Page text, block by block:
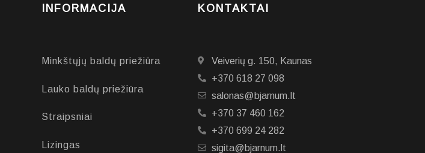
INFORMACIJA
Minkštųjų baldų priežiūra
Lauko baldų priežiūra
Straipsniai
Lizingas
KONTAKTAI
Veiverių g. 150, Kaunas
+370 618 27 098
salonas@bjarnum.lt
+370 37 460 162
+370 699 24 282
sigita@bjarnum.lt